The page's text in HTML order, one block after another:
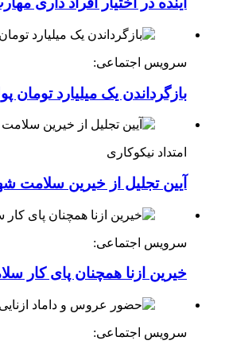
سرویس اجتماعی:
بازگرداندن یک میلیارد تومان
امتداد نیکوکاری
آیین تجلیل از خیرین سلامت
سرویس اجتماعی:
خیرین ازنا همچنان پای کار
سرویس اجتماعی: